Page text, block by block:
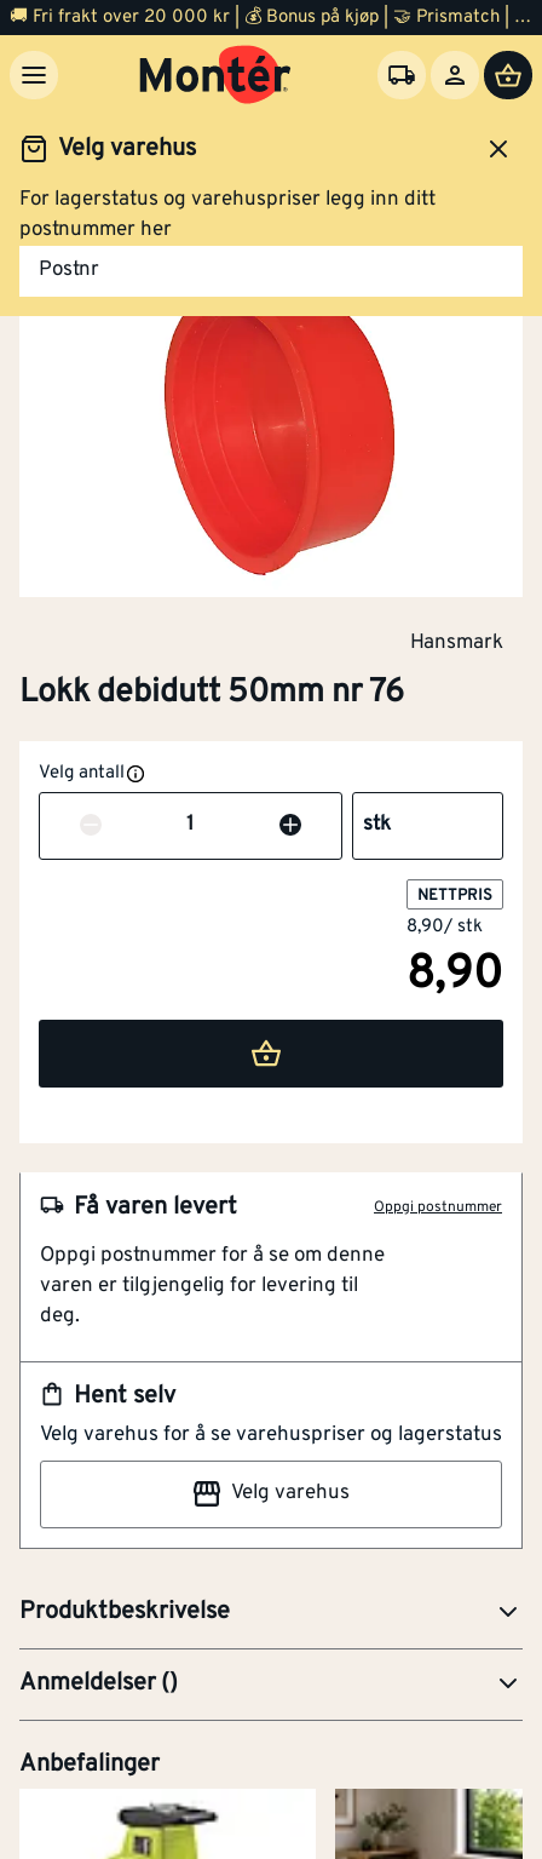
🚚 Fri frakt over 20 000 kr | 💰 Bonus på kjøp | 🤝 Prismatch | ⭐ 100% fornøyd garanti | 🏪 140 byggevarehus
Velg varehus
For lagerstatus og varehuspriser legg inn ditt
postnummer her
Postnr
Armering og forskaling
Hansmark
Lokk debidutt 50mm nr 76
Velg antall
Antall stk
NETTPRIS
8,90/ stk
8,90
Hent selv
Velg varehus for å se varehuspriser og lagerstatus
Velg varehus
Få varen levert Oppgi postnummer
Oppgi postnummer for å se om denne
varen er tilgjengelig for levering til
deg.
Produktbeskrivelse
NOBB 53511394
101232959
Debidutt er lokk som kan benyttes for å forhindre
Anmeldelser()
Anbefalinger